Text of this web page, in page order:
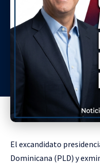
El excandidato
Dominicana (PLD) y